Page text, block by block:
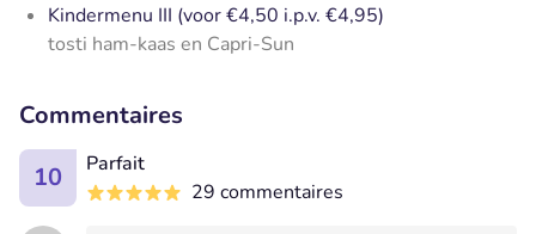
Kindermenu III (voor €4,50 i.p.v. €4,95)
tosti ham-kaas en Capri-Sun
Commentaires
10
Parfait
29 commentaires